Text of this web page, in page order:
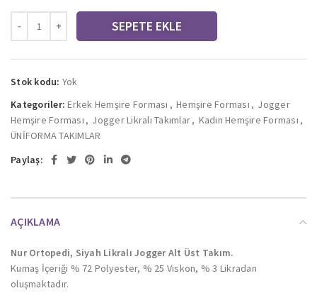
SEPETE EKLE
Stok kodu: Yok
Kategoriler: Erkek Hemşire Forması , Hemşire Forması , Jogger
Hemşire Forması , Jogger Likralı Takımlar, Kadın Hemşire Forması ,
ÜNİFORMA TAKIMLAR
Paylaş:
AÇIKLAMA
Nur Ortopedi, Siyah Likralı Jogger Alt Üst Takım.
Kumaş İçeriği % 72 Polyester, % 25 Viskon, % 3 Likradan
oluşmaktadır.